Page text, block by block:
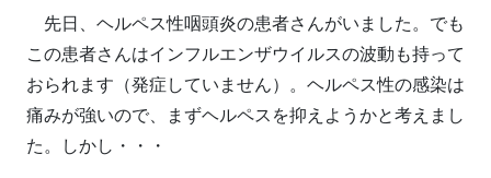
先日、ヘルペス性咽頭炎の患者さんがいました。でも
この患者さんはインフルエンザウイルスの波動も持って
おられます（発症していません）。ヘルペス性の感染は
痛みが強いので、まずヘルペスを抑えようかと考えまし
た。しかし・・・